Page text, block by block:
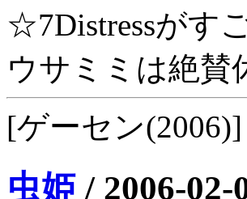
☆7Distressがす
ウサミミは絶賛
[ゲーセン(2006)]
虫姫 / 2006-02-